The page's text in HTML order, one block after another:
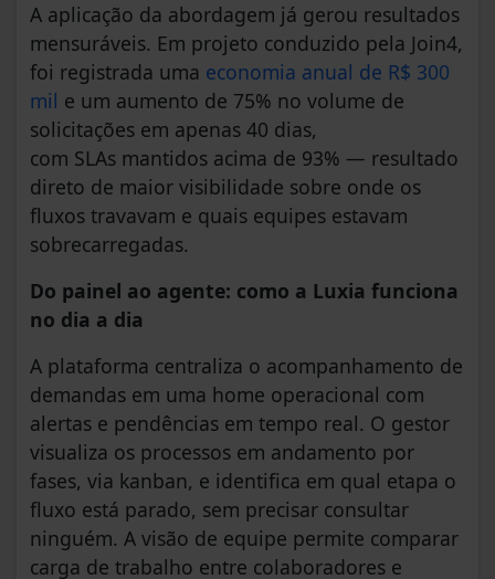
A aplicação da abordagem já gerou resultados
mensuráveis. Em projeto conduzido pela Join4,
foi registrada uma economia anual de R$ 300
mil e um aumento de 75% no volume de
solicitações em apenas 40 dias,
com SLAs mantidos acima de 93% — resultado
direto de maior visibilidade sobre onde os
fluxos travavam e quais equipes estavam
sobrecarregadas.
Do painel ao agente: como a Luxia funciona
no dia a dia
A plataforma centraliza o acompanhamento de
demandas em uma home operacional com
alertas e pendências em tempo real. O gestor
visualiza os processos em andamento por
fases, via kanban, e identifica em qual etapa o
fluxo está parado, sem precisar consultar
ninguém. A visão de equipe permite comparar
carga de trabalho entre colaboradores e